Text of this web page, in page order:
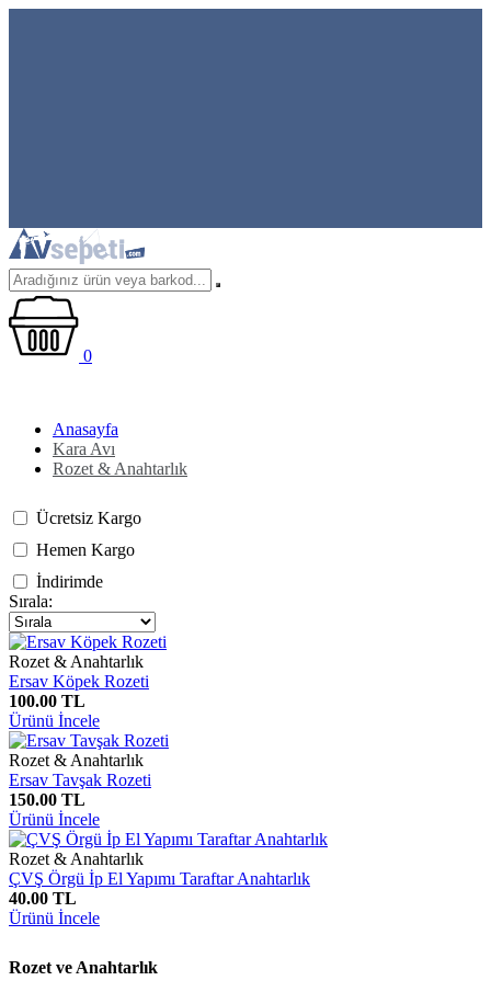
0
Anasayfa
Kara Avı
Rozet & Anahtarlık
Ücretsiz Kargo
Hemen Kargo
İndirimde
Sırala:
Rozet & Anahtarlık
Ersav Köpek Rozeti
100.00 TL
Ürünü İncele
Rozet & Anahtarlık
Ersav Tavşak Rozeti
150.00 TL
Ürünü İncele
Rozet & Anahtarlık
ÇVŞ Örgü İp El Yapımı Taraftar Anahtarlık
40.00 TL
Ürünü İncele
Rozet ve Anahtarlık